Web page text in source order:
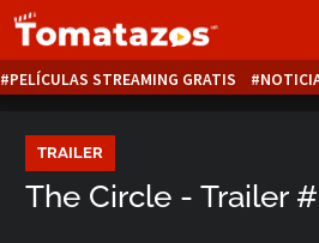
PELÍCULAS STREAMING GRATIS
TRAILER
The Circle - Trailer